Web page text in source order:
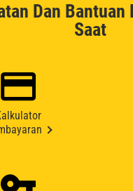
Dan Bantuan
Saat